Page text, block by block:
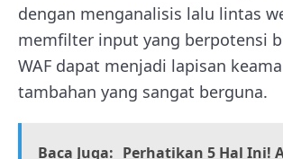
dengan menganalisis lalu lintas
memfilter input yang berpotensi
WAF dapat menjadi lapisan
tambahan yang sangat berguna.
Baca Juga: Perhatikan 5 Hal Ini!